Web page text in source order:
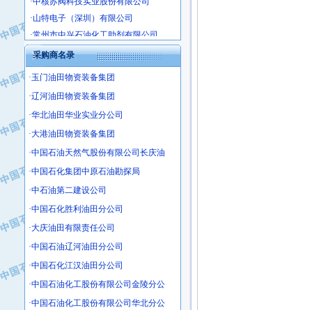
·山特电子（深圳）有限公司
·常州市中兴石油化工助剂有限公司
·姜堰市三联助剂有限公司
·四川中光高技术研究所有限责任公司
·江苏天安防雷工程有限责任公司
·山东东营胜利工业园区
·自贡五洲防腐安装有限公司
·中核苏阀科技实业股份有限公司
·济南柴油机股份有限公司
·上海科瑞曼士德电源系统集成有限公
·东方合金铸造厂
·保定北奥石油物探特种车辆制造有限
·盘锦辽河油田天意石油装备有限公司
采购商名录
·玉门油田物资装备集团
·辽河油田物资装备集团
·华北油田华业实业分公司
·大港油田物资装备集团
·中国石油天然气股份有限公司长庆油
·中国石化集团中原石油勘探局
·中石油第二建设公司
·中国石化胜利油田分公司
·大庆油田有限责任公司
·中国石油辽河油田分公司
·中国石化江汉油田分公司
·中国石油化工股份有限公司金陵分公
·中国石油化工股份有限公司华北分公